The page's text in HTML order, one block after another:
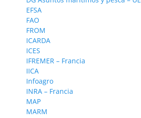
EFSA
FAO
FROM
ICARDA
ICES
IFREMER – Francia
IICA
Infoagro
INRA – Francia
MAP
MARM